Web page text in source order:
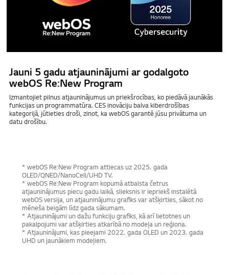
Jauni 5 gadu atjauninājumi ar godalgoto
webOS Re:New Program
Izmantojiet pilnus atjauninājumus un priekšrocības, ko piedāvā jaunākās
funkcijas un programmatūra. CES inovāciju balva kiberdrošības
kategorijā, jūtieties droši, zinot, ka webOS garantē jūsu privātuma un
datu drošību.
* webOS Re:New Program attiecas uz 2025. gada
OLED/QNED/NanoCell/UHD TV.
* webOS Re:New Program kopumā atbalsta četrus
atjauninājumus piecu gadu laikā, slieksnis ir iepriekš instalētā
webOS versija, un atjauninājumu grafiks var atšķirties, sākot no
mēneša beigām līdz gada sākumam.
* Atjauninājumi un dažu funkciju grafiks, kā arī lietotnes un
pakalpojumi var atšķirties atkarībā no modeļa un reģiona.
* Atjauninājumi, kas pieejami 2022. gada OLED un 2023. gada
UHD un jaunākiem modeļiem.